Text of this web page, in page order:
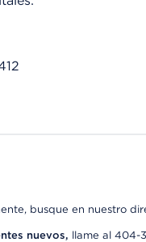
busque en nuestro
nuevos, llame al 404-